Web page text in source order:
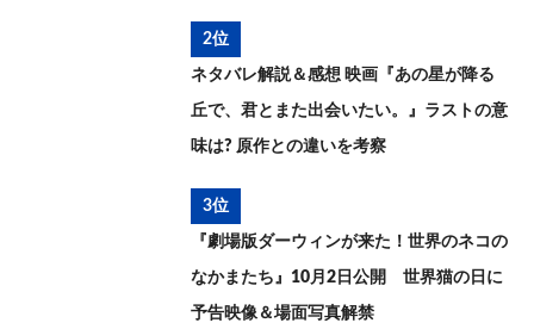
2位
ネタバレ解説＆感想 映画『あの星が降る
丘で、君とまた出会いたい。』ラストの意
味は? 原作との違いを考察
3位
『劇場版ダーウィンが来た！世界のネコの
なかまたち』10月2日公開 世界猫の日に
予告映像＆場面写真解禁